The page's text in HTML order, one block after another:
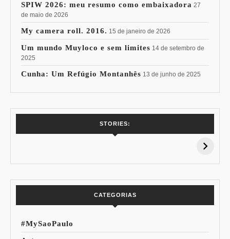
SPIW 2026: meu resumo como embaixadora 27
de maio de 2026
My camera roll. 2016. 15 de janeiro de 2026
Um mundo Muyloco e sem limites 14 de setembro de
2025
Cunha: Um Refúgio Montanhês 13 de junho de 2025
STORIES:
15% de
Pessoal: Os
CATEGORIAS
#MySaoPaulo